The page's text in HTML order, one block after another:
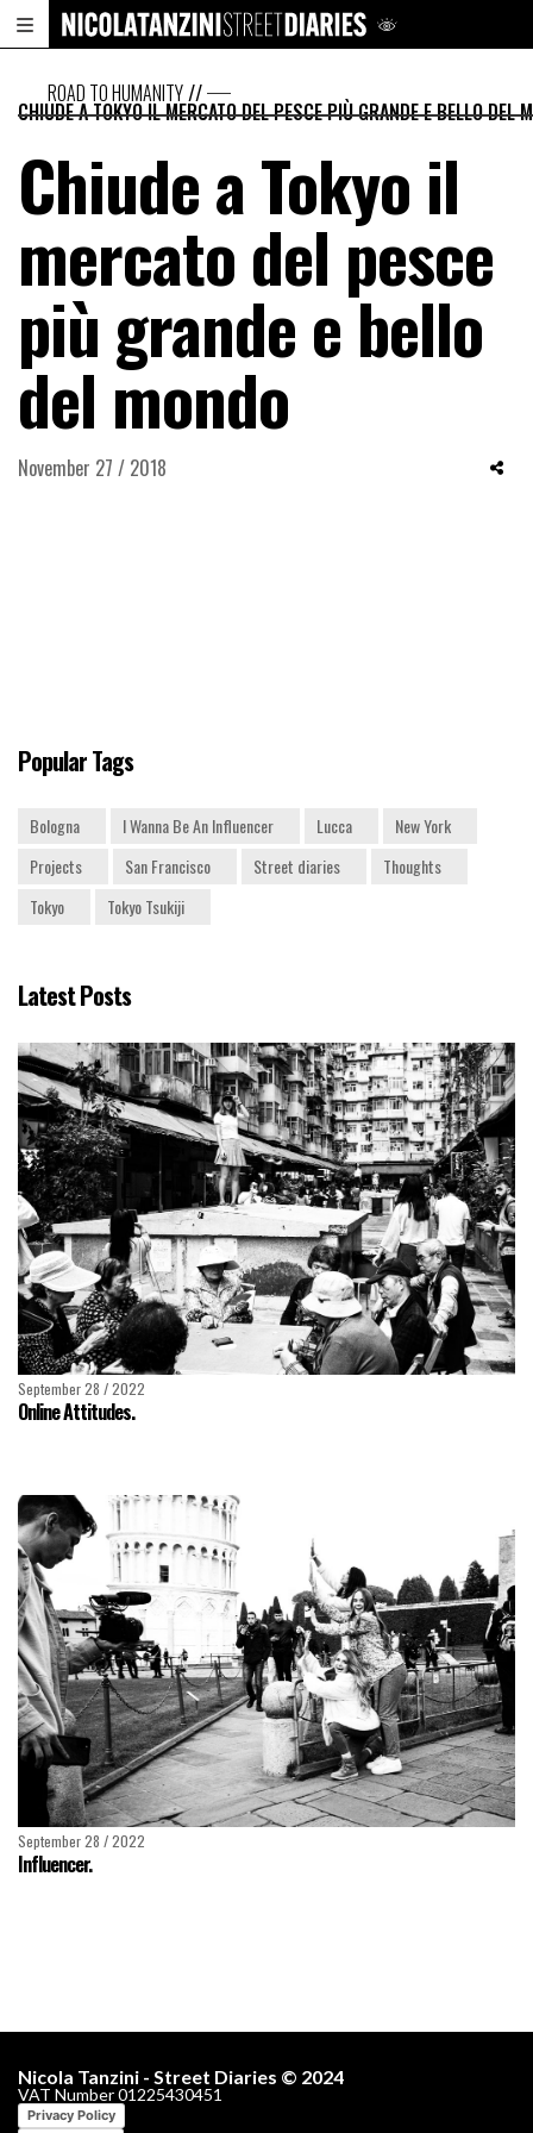
ROAD TO HUMANITY//
CHIUDE A TOKYO IL MERCATO DEL PESCE PIÙ GRANDE E BELLO DEL
Chiude a Tokyo il
mercato del pesce
più grande e bello
del mondo
November 27 / 2018
Popular Tags
Bologna I Wanna Be An Influencer Lucca
New York
Projects
San Francisco Street diaries
Thoughts
Tokyo
Tokyo Tsukiji
Latest Posts
September 28 / 2022
Online Attitudes.
September 28 / 2022
Influencer.
Nicola Tanzini - Street Diaries © 2024
VAT Number 01225430451
Privacy Policy